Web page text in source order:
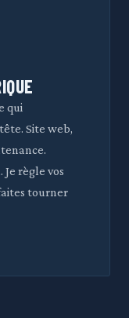
qui
Site web,
règle vos
tourner